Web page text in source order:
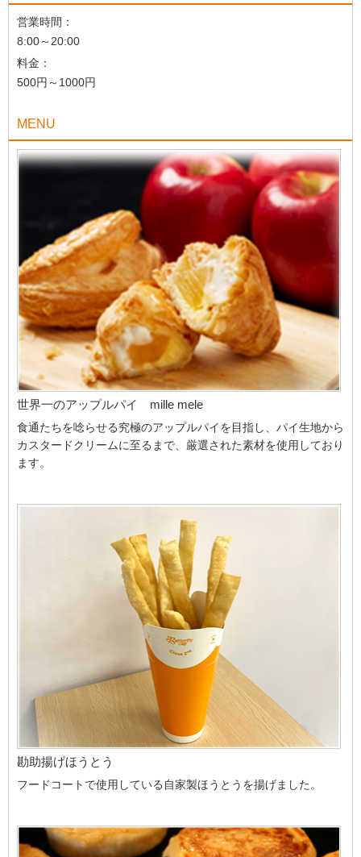
営業時間：
8:00～20:00
料金：
500円～1000円
MENU
世界一のアップルパイ mille mele
食通たちを唸らせる究極のアップルパイを目指し、パイ生地から
カスタードクリームに至るまで、厳選された素材を使用しており
ます。
勘助揚げほうとう
フードコートで使用している自家製ほうとうを揚げました。